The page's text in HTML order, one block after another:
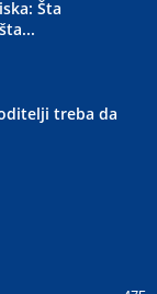
Šta
treba da